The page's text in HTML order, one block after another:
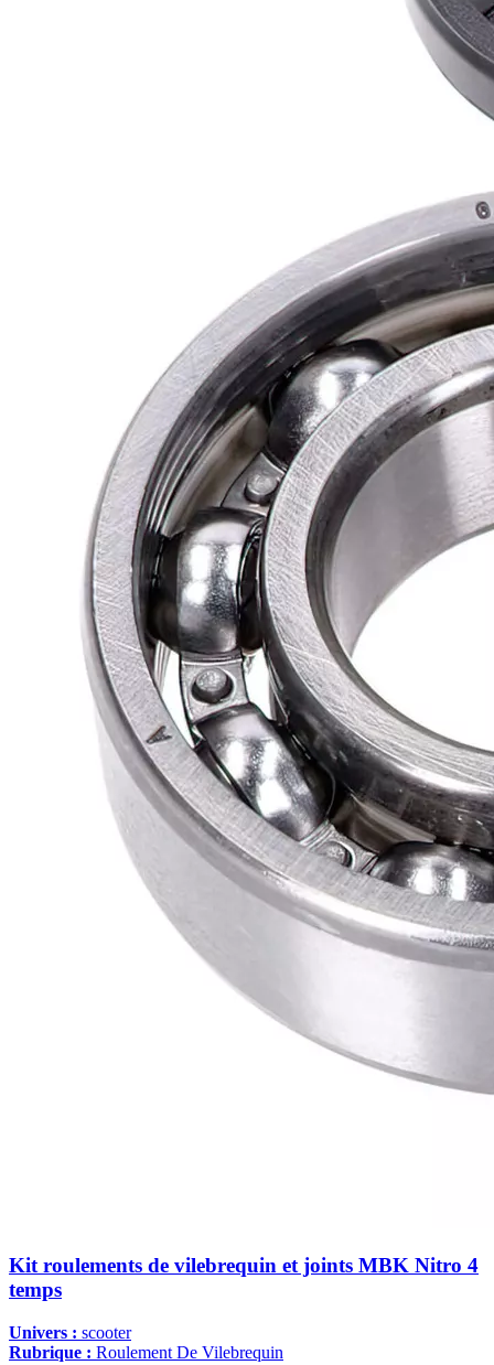
Kit roulements de vilebrequin et joints MBK Nitro 4
temps
Univers : scooter
Rubrique : Roulement De Vilebrequin